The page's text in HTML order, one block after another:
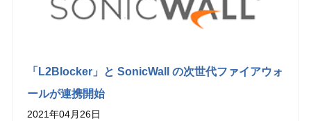
「L2Blocker」と SonicWall の次世代ファイアウォ
ールが連携開始
2021年04月26日